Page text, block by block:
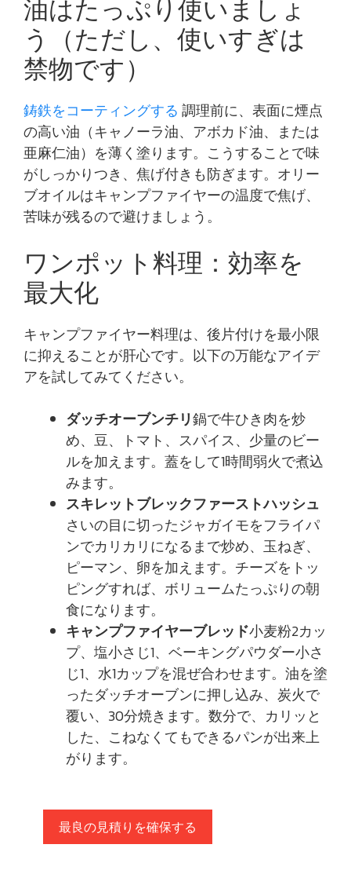
油はたっぷり使いましょ
う（ただし、使いすぎは
禁物です）
鋳鉄をコーティングする 調理前に、表面に煙点
の高い油（キャノーラ油、アボカド油、または
亜麻仁油）を薄く塗ります。こうすることで味
がしっかりつき、焦げ付きも防ぎます。オリー
ブオイルはキャンプファイヤーの温度で焦げ、
苦味が残るので避けましょう。
ワンポット料理：効率を
最大化
キャンプファイヤー料理は、後片付けを最小限
に抑えることが肝心です。以下の万能なアイデ
アを試してみてください。
ダッチオーブンチリ鍋で牛ひき肉を炒
め、豆、トマト、スパイス、少量のビー
ルを加えます。蓋をして1時間弱火で煮込
みます。
スキレットブレックファーストハッシュ
さいの目に切ったジャガイモをフライパ
ンでカリカリになるまで炒め、玉ねぎ、
ピーマン、卵を加えます。チーズをトッ
ピングすれば、ボリュームたっぷりの朝
食になります。
キャンプファイヤーブレッド小麦粉2カッ
プ、塩小さじ1、ベーキングパウダー小さ
じ1、水1カップを混ぜ合わせます。油を塗
ったダッチオーブンに押し込み、炭火で
覆い、30分焼きます。数分で、カリッと
した、こねなくてもできるパンが出来上
がります。
最良の見積りを確保する